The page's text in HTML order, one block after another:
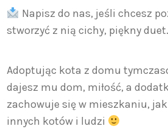
Napisz do nas, jeśli chcesz
stworzyć z nią cichy, piękny duet.
Adoptując kota z domu
dajesz mu dom, miłość, a
zachowuje się w mieszkaniu,
innych kotów i ludzi